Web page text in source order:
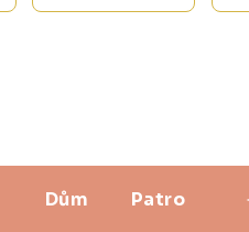
Dům Patro